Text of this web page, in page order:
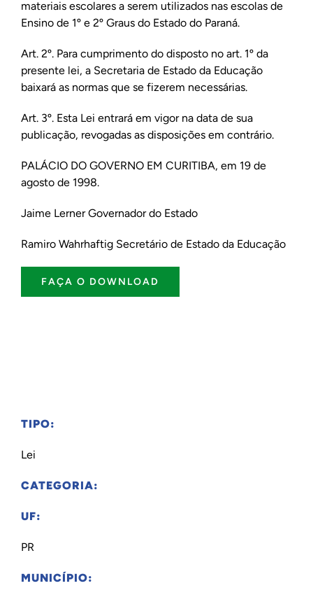
materiais escolares a serem utilizados nas escolas de
Ensino de 1º e 2º Graus do Estado do Paraná.
Art. 2º. Para cumprimento do disposto no art. 1º da
presente lei, a Secretaria de Estado da Educação
baixará as normas que se fizerem necessárias.
Art. 3º. Esta Lei entrará em vigor na data de sua
publicação, revogadas as disposições em contrário.
PALÁCIO DO GOVERNO EM CURITIBA, em 19 de
agosto de 1998.
Jaime Lerner Governador do Estado
Ramiro Wahrhaftig Secretário de Estado da Educação
FAÇA O DOWNLOAD
TIPO:
Lei
CATEGORIA:
UF:
PR
MUNICÍPIO: